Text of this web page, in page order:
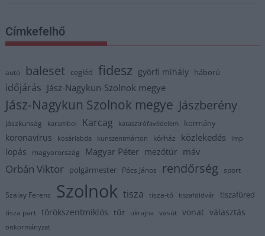
Címkefelhő
autó baleset cegléd fidesz györfi mihály háború
időjárás Jász-Nagykun-Szolnok megye
Jász-Nagykun Szolnok megye Jászberény
Jászkunság karambol Karcag katasztrófavédelem kormány
koronavírus kosárlabda kunszentmárton kórház közlekedés lmp
lopás magyarország Magyar Péter mezőtúr máv
Orbán Viktor polgármester Pócs János rendőrség sport
Szalay Ferenc Szolnok tisza tisza-tó tiszaföldvár tiszafüred
tisza part törökszentmiklós tűz ukrajna vasút vonat választás
önkormányzat